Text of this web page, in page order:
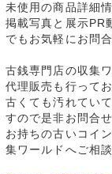
未使用の商品詳細情
掲載写真と展示PR
でもお気軽にお問
古銭専門店の収集
代理販売も行ってお
古くても汚れてい
すので是非お問合せ
お持ちの古いコイ
集ワールドへご相談